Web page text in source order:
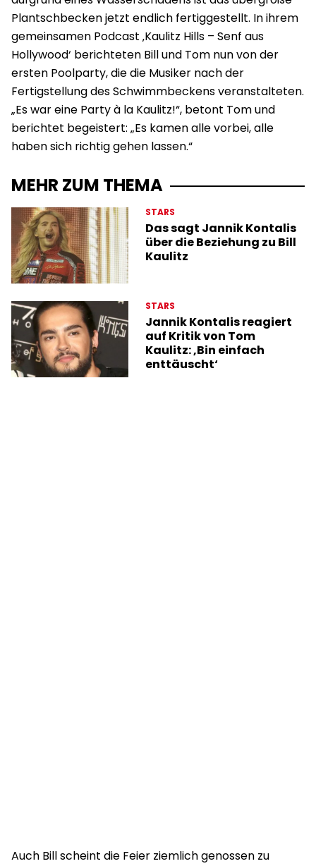
Plantschbecken jetzt endlich fertiggestellt. In ihrem
gemeinsamen Podcast ‚Kaulitz Hills – Senf aus
Hollywood‘ berichteten Bill und Tom nun von der
ersten Poolparty, die die Musiker nach der
Fertigstellung des Schwimmbeckens veranstalteten.
„Es war eine Party à la Kaulitz!“, betont Tom und
berichtet begeistert: „Es kamen alle vorbei, alle
haben sich richtig gehen lassen.“
MEHR ZUM THEMA
STARS
Das sagt Jannik Kontalis
über die Beziehung zu Bill
Kaulitz
STARS
Jannik Kontalis reagiert
auf Kritik von Tom
Kaulitz: ‚Bin einfach
enttäuscht‘
Auch Bill scheint die Feier ziemlich genossen zu